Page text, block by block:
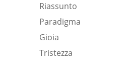
Riassunto
Paradigma
Gioia
Tristezza